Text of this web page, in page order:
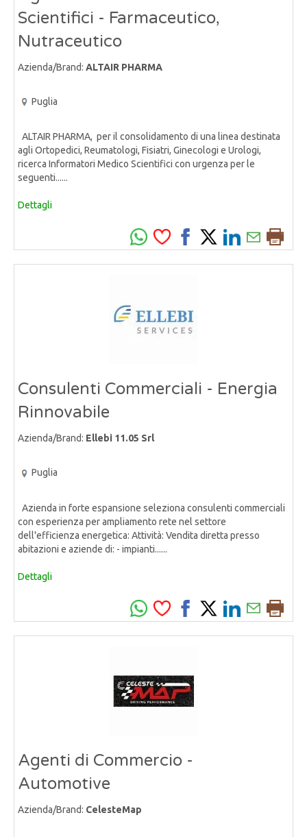
Scientifici - Farmaceutico,
Nutraceutico
Azienda/Brand: ALTAIR PHARMA
Puglia
ALTAIR PHARMA, per il consolidamento di una linea destinata
agli Ortopedici, Reumatologi, Fisiatri, Ginecologi e Urologi,
ricerca Informatori Medico Scientifici con urgenza per le
seguenti......
Dettagli
Consulenti Commerciali - Energia
Rinnovabile
Azienda/Brand: Ellebi 11.05 Srl
Puglia
Azienda in forte espansione seleziona consulenti commerciali
con esperienza per ampliamento rete nel settore
dell'efficienza energetica: Attività: Vendita diretta presso
abitazioni e aziende di: - impianti......
Dettagli
Agenti di Commercio -
Automotive
Azienda/Brand: CelesteMap